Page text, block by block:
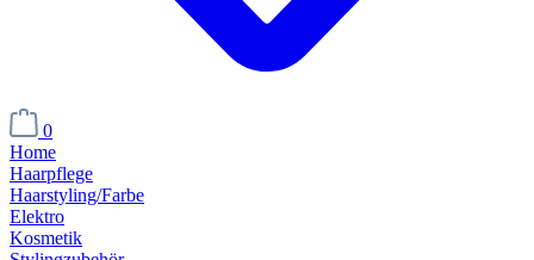
0
Home
Haarpflege
Haarstyling/Farbe
Elektro
Kosmetik